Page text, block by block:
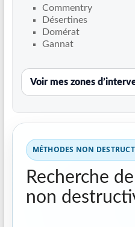
canalisations
Commentry
Désertines
Domérat
Gannat
Voir mes zones
MÉTHODES NON
Recherche
non